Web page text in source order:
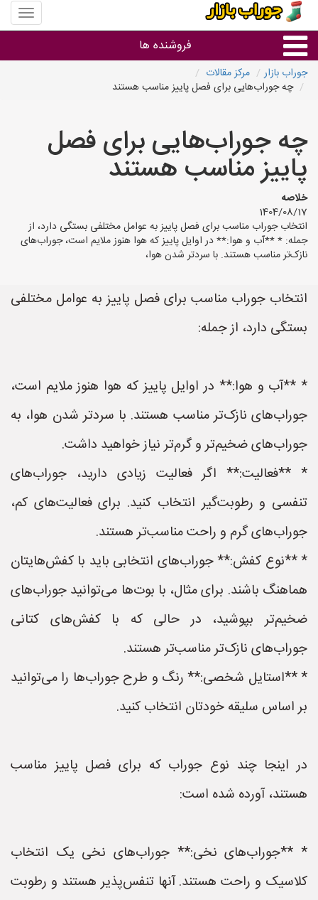
منوی
سایت
بازار
فروشنده ها
گروه ها
جوراب بازار
مرکز مقالات
چه جوراب‌هایی برای فصل پاییز مناسب هستند
چه جوراب‌هایی برای فصل
پاییز مناسب هستند
خلاصه
1404/08/17
انتخاب جوراب مناسب برای فصل پاییز به عوامل مختلفی بستگی دارد، از
جمله: * **آب و هوا:** در اوایل پاییز که هوا هنوز ملایم است، جوراب‌های
نازک‌تر مناسب هستند. با سردتر شدن هوا،
انتخاب جوراب مناسب برای فصل پاییز به عوامل مختلفی
بستگی دارد، از جمله:
* **آب و هوا:** در اوایل پاییز که هوا هنوز ملایم است،
جوراب‌های نازک‌تر مناسب هستند. با سردتر شدن هوا، به
جوراب‌های ضخیم‌تر و گرم‌تر نیاز خواهید داشت.
* **فعالیت:** اگر فعالیت زیادی دارید، جوراب‌های
تنفسی و رطوبت‌گیر انتخاب کنید. برای فعالیت‌های کم،
جوراب‌های گرم و راحت مناسب‌تر هستند.
* **نوع کفش:** جوراب‌های انتخابی باید با کفش‌هایتان
هماهنگ باشند. برای مثال، با بوت‌ها می‌توانید جوراب‌های
ضخیم‌تر بپوشید، در حالی که با کفش‌های کتانی
جوراب‌های نازک‌تر مناسب‌تر هستند.
* **استایل شخصی:** رنگ و طرح جوراب‌ها را می‌توانید
بر اساس سلیقه خودتان انتخاب کنید.
در اینجا چند نوع جوراب که برای فصل پاییز مناسب
هستند، آورده شده است:
* **جوراب‌های نخی:** جوراب‌های نخی یک انتخاب
کلاسیک و راحت هستند. آنها تنفس‌پذیر هستند و رطوبت